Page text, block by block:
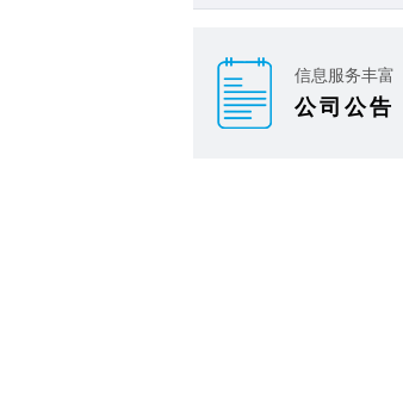
信息服务丰富
公司公告